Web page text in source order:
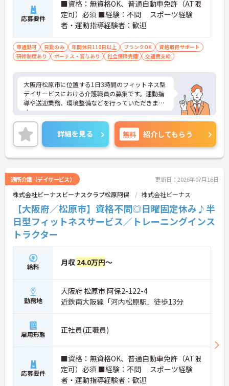
応募要件
■資格：無資格OK、普通自動車免許（AT限
定可）必須 ■経験：不問 スポーツ経験
者・運動指導経験者：歓迎
車通勤可 日勤のみ 年間休日110日以上 ブランクOK
資格取得サポート
研修制度あり
ボーナス・賞与あり 社会保険完備 交通費支給
大阪府松原市に位置する1日3時間のフィットネス型
デイサービスにおける介護職員の募集です。運動指
導や送迎業務、環境整備などを行っていただきま
す。
年間休日は115日もあり、プライベートを大切にし
ながらご勤務いただけます。また、福利厚生充実が
充実しています。働きやすい環境が整っており、長
くご勤務いただけます。
ご興味のある方には、面接対策ポイントなど、さら
に詳細をお話しいたしますのでお気軽にご相談くだ
さい！
詳細を見る 無料 紹介してもらう
通所介護（デイサービス） 更新日：2026年07月16日
株式会社ビーナスビーナスクラブ松原阿保 株式会社ビーナス
【大阪府／松原市】資格不問◎日曜固定休み♪半
日型フィットネスサービス／トレーニングインス
トラクター
給料 月収 24.0万円～
勤務地
大阪府 松原市 阿保2-122-4
近鉄南大阪線「河内松原駅」徒歩13分
雇用形態 正社員(正職員)
応募要件
■資格：無資格OK、普通自動車免許（AT限
定可）必須 ■経験：不問 スポーツ経験
者・運動指導経験者：歓迎